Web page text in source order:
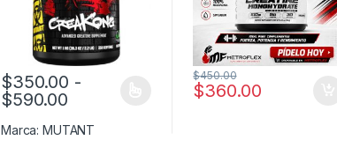
$350.00 -
$590.00 Rango de precios: desde
Este producto tiene múltiples variantes. Las opciones se
Marca:MUTANT
$360.00
$450.00